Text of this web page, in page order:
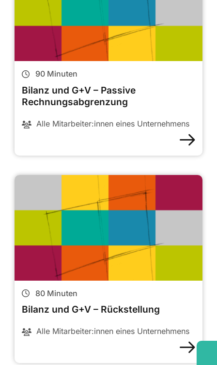
90Minuten
Bilanz und G+V – Passive
Rechnungsabgrenzung
Alle Mitarbeiter:innen eines Unternehmens
80Minuten
Bilanz und G+V – Rückstellung
Alle Mitarbeiter:innen eines Unternehmens